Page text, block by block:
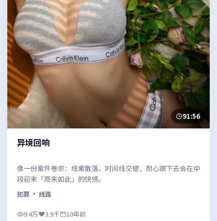
91:56
异境回响
像一份案件卷宗：线索散落、时间线交错，耐心跟下去会在中
段迎来「原来如此」的快感。
犯罪 · 线路
9.4万 3.9千 10年前